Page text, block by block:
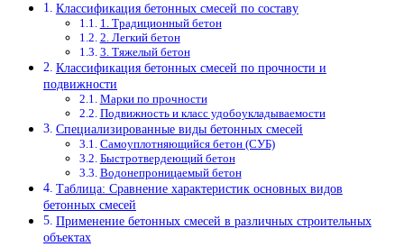
Классификация бетонных смесей по составу
1. Традиционный бетон
2. Легкий бетон
3. Тяжелый бетон
Классификация бетонных смесей по прочности и
подвижности
Марки по прочности
Подвижность и класс удобоукладываемости
Специализированные виды бетонных смесей
Самоуплотняющийся бетон (СУБ)
Быстротвердеющий бетон
Водонепроницаемый бетон
Таблица: Сравнение характеристик основных видов
бетонных смесей
Применение бетонных смесей в различных строительных
объектах